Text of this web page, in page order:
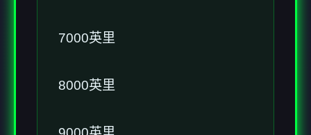
7000英里
8000英里